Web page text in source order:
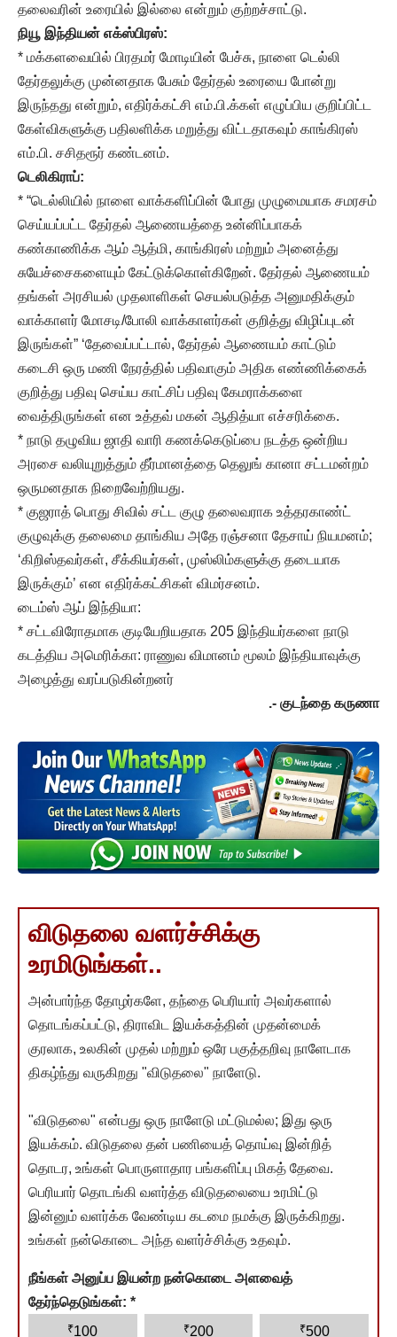
தலைவரின் உரையில் இல்லை என்றும் குற்றச்சாட்டு.
நியூ இந்தியன் எக்ஸ்பிரஸ்:
* மக்களவையில் பிரதமர் மோடியின் பேச்சு, நாளை டெல்லி
தேர்தலுக்கு முன்னதாக பேசும் தேர்தல் உரையை போன்று
இருந்தது என்றும், எதிர்க்கட்சி எம்.பி.க்கள் எழுப்பிய குறிப்பிட்ட
கேள்விகளுக்கு பதிலளிக்க மறுத்து விட்டதாகவும் காங்கிரஸ்
எம்.பி. சசிதரூர் கண்டனம்.
டெலிகிராப்:
* “டெல்லியில் நாளை வாக்களிப்பின் போது முழுமையாக சமரசம்
செய்யப்பட்ட தேர்தல் ஆணையத்தை உன்னிப்பாகக்
கண்காணிக்க ஆம் ஆத்மி, காங்கிரஸ் மற்றும் அனைத்து
சுயேச்சைகளையும் கேட்டுக்கொள்கிறேன். தேர்தல் ஆணையம்
தங்கள் அரசியல் முதலாளிகள் செயல்படுத்த அனுமதிக்கும்
வாக்காளர் மோசடி/போலி வாக்காளர்கள் குறித்து விழிப்புடன்
இருங்கள்” ‘தேவைப்பட்டால், தேர்தல் ஆணையம் காட்டும்
கடைசி ஒரு மணி நேரத்தில் பதிவாகும் அதிக எண்ணிக்கைக்
குறித்து பதிவு செய்ய காட்சிப் பதிவு கேமராக்களை
வைத்திருங்கள் என உத்தவ் மகன் ஆதித்யா எச்சரிக்கை.
* நாடு தழுவிய ஜாதி வாரி கணக்கெடுப்பை நடத்த ஒன்றிய
அரசை வலியுறுத்தும் தீர்மானத்தை தெலுங் கானா சட்டமன்றம்
ஒருமனதாக நிறைவேற்றியது.
* குஜராத் பொது சிவில் சட்ட குழு தலைவராக உத்தரகாண்ட்
குழுவுக்கு தலைமை தாங்கிய அதே ரஞ்சனா தேசாய் நியமனம்;
‘கிறிஸ்தவர்கள், சீக்கியர்கள், முஸ்லிம்களுக்கு தடையாக
இருக்கும்’ என எதிர்க்கட்சிகள் விமர்சனம்.
டைம்ஸ் ஆப் இந்தியா:
* சட்டவிரோதமாக குடியேறியதாக 205 இந்தியர்களை நாடு
கடத்திய அமெரிக்கா: ராணுவ விமானம் மூலம் இந்தியாவுக்கு
அழைத்து வரப்படுகின்றனர்
.- குடந்தை கருணா
விடுதலை வளர்ச்சிக்கு
உரமிடுங்கள்..
அன்பார்ந்த தோழர்களே, தந்தை பெரியார் அவர்களால்
தொடங்கப்பட்டு, திராவிட இயக்கத்தின் முதன்மைக்
குரலாக, உலகின் முதல் மற்றும் ஒரே பகுத்தறிவு நாளேடாக
திகழ்ந்து வருகிறது "விடுதலை" நாளேடு.
"விடுதலை" என்பது ஒரு நாளேடு மட்டுமல்ல; இது ஒரு
இயக்கம். விடுதலை தன் பணியைத் தொய்வு இன்றித்
தொடர, உங்கள் பொருளாதார பங்களிப்பு மிகத் தேவை.
பெரியார் தொடங்கி வளர்த்த விடுதலையை உரமிட்டு
இன்னும் வளர்க்க வேண்டிய கடமை நமக்கு இருக்கிறது.
உங்கள் நன்கொடை அந்த வளர்ச்சிக்கு உதவும்.
நீங்கள் அனுப்ப இயன்ற நன்கொடை அளவைத்
தேர்ந்தெடுங்கள்: *
₹100 ₹200 ₹500